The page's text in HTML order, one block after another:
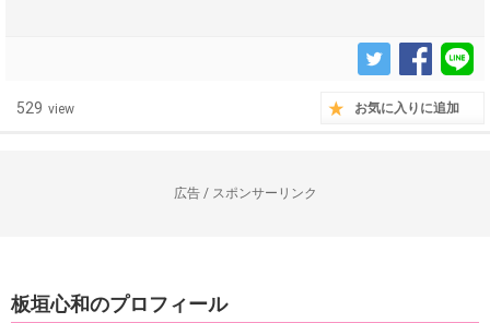
529 view お気に入りに追加
広告 / スポンサーリンク
板垣心和のプロフィール